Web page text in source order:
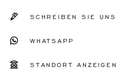
54
55
SCHREIBEN SIE UNS
WHATSAPP
STANDORT ANZEIGEN